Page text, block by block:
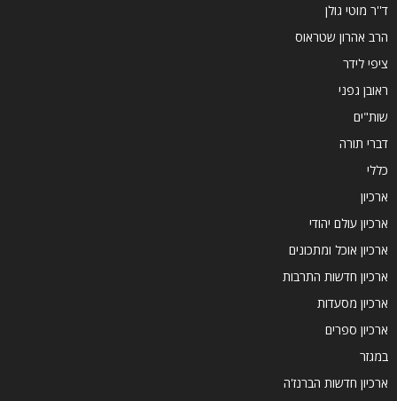
ד''ר מוטי גולן
הרב אהרון שטראוס
ציפי לידר
ראובן גפני
שות"ים
דברי תורה
כללי
ארכיון
ארכיון עולם יהודי
ארכיון אוכל ומתכונים
ארכיון חדשות התרבות
ארכיון מסעדות
ארכיון ספרים
במגזר
ארכיון חדשות הברנז'ה